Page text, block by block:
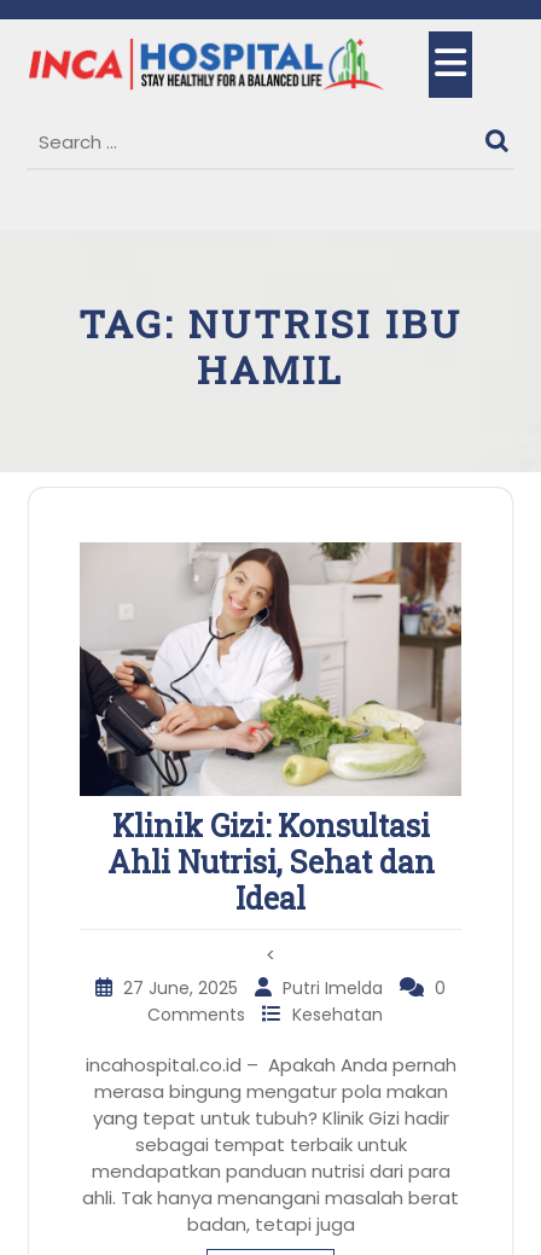
content
TAG: NUTRISI IBU
HAMIL
Klinik Gizi: Konsultasi
Ahli Nutrisi, Sehat dan
Ideal
<
27 June, 2025 Putri Imelda
0
Comments
Kesehatan
incahospital.co.id – Apakah Anda pernah
merasa bingung mengatur pola makan
yang tepat untuk tubuh? Klinik Gizi hadir
sebagai tempat terbaik untuk
mendapatkan panduan nutrisi dari para
ahli. Tak hanya menangani masalah berat
badan, tetapi juga